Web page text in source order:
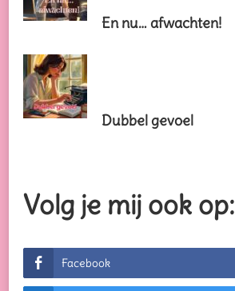
En nu… afwachten!
Dubbel gevoel
Volg je mij ook op:
Facebook